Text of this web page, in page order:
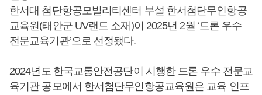
한서대 첨단항공모빌리티센터 부설 한서첨단무인항공
교육원(태안군 UV랜드 소재)이 2025년 2월 ‘드론 우수
전문교육기관’으로 선정됐다.
2024년도 한국교통안전공단이 시행한 드론 우수 전문교
육기관 공모에서 한서첨단무인항공교육원은 교육 인프